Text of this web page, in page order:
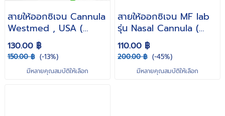
สายให้ออกซิเจน Cannula
Westmed , USA (
สำหรับผู้ใหญ่ / ทารก )
130.00 ฿
150.00 ฿ (-13%)
มีหลายคุณสมบัติให้เลือก
สายให้ออกซิเจน MF lab
รุ่น Nasal Cannula (
สายให้ออกซิเจนทางจมูก )
110.00 ฿
200.00 ฿ (-45%)
มีหลายคุณสมบัติให้เลือก